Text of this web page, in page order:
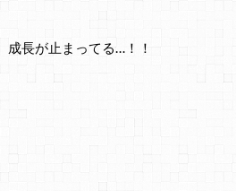
成長が止まってる…！！